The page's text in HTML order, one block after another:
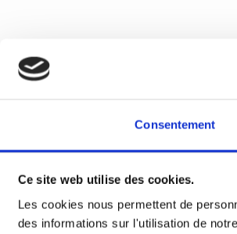
Consentement
Ce site web utilise des cookies.
Les cookies nous permettent de
des informations sur l'utilisation de